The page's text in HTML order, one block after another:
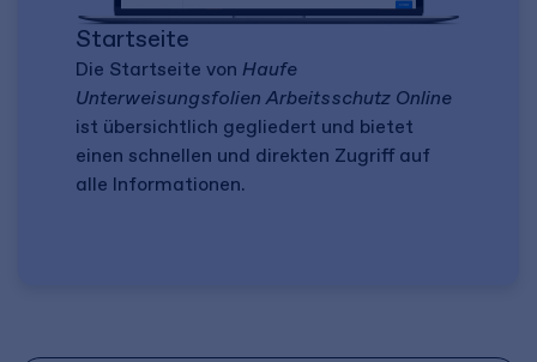
Startseite
Die Startseite von Haufe
Unterweisungsfolien Arbeitsschutz Online
ist übersichtlich gegliedert und bietet
einen schnellen und direkten Zugriff auf
alle Informationen.